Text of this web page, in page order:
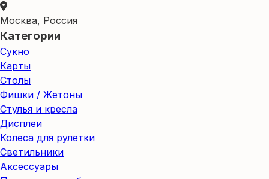
Москва, Россия
Категории
Сукно
Карты
Столы
Фишки / Жетоны
Стулья и кресла
Дисплеи
Колеса для рулетки
Светильники
Аксессуары